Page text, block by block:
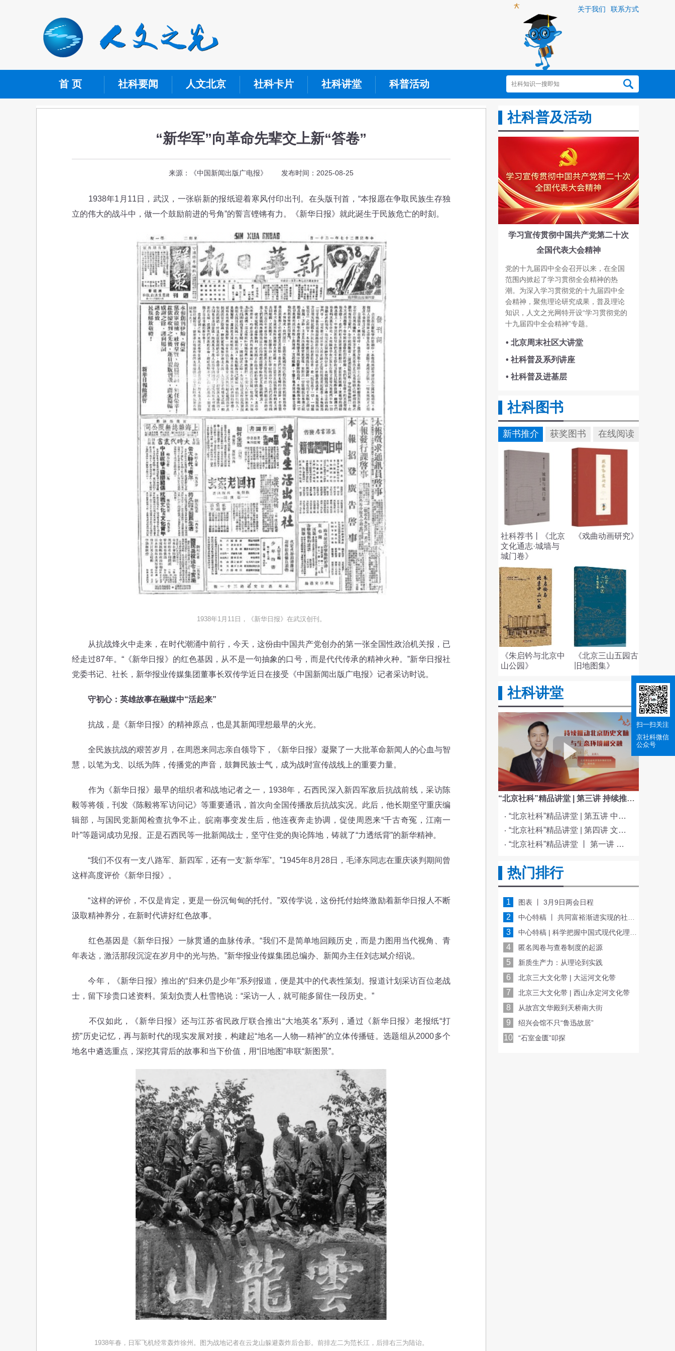
关于我们 联系方式
首 页 社科要闻 人文北京 社科卡片 社科讲堂 科普活动
“新华军”向革命先辈交上新“答卷”
来源：《中国新闻出版广电报》 发布时间：2025-08-25
1938年1月11日，武汉，一张崭新的报纸迎着寒风付印出刊。在头版刊首，“本报愿在争取民族生存独
立的伟大的战斗中，做一个鼓励前进的号角”的誓言铿锵有力。《新华日报》就此诞生于民族危亡的时刻。
1938年1月11日，《新华日报》在武汉创刊。
从抗战烽火中走来，在时代潮涌中前行，今天，这份由中国共产党创办的第一张全国性政治机关报，已
经走过87年。“《新华日报》的红色基因，从不是一句抽象的口号，而是代代传承的精神火种。”新华日报社
党委书记、社长，新华报业传媒集团董事长双传学近日在接受《中国新闻出版广电报》记者采访时说。
守初心：英雄故事在融媒中“活起来”
抗战，是《新华日报》的精神原点，也是其新闻理想最早的火光。
全民族抗战的艰苦岁月，在周恩来同志亲自领导下，《新华日报》凝聚了一大批革命新闻人的心血与智
慧，以笔为戈、以纸为阵，传播党的声音，鼓舞民族士气，成为战时宣传战线上的重要力量。
作为《新华日报》最早的组织者和战地记者之一，1938年，石西民深入新四军敌后抗战前线，采访陈
毅等将领，刊发《陈毅将军访问记》等重要通讯，首次向全国传播敌后抗战实况。此后，他长期坚守重庆编
辑部，与国民党新闻检查抗争不止。皖南事变发生后，他连夜奔走协调，促使周恩来“千古奇冤，江南一
叶”等题词成功见报。正是石西民等一批新闻战士，坚守住党的舆论阵地，铸就了“力透纸背”的新华精神。
“我们不仅有一支八路军、新四军，还有一支‘新华军’。”1945年8月28日，毛泽东同志在重庆谈判期间曾
这样高度评价《新华日报》。
“这样的评价，不仅是肯定，更是一份沉甸甸的托付。”双传学说，这份托付始终激励着新华日报人不断
汲取精神养分，在新时代讲好红色故事。
红色基因是《新华日报》一脉贯通的血脉传承。“我们不是简单地回顾历史，而是力图用当代视角、青
年表达，激活那段沉淀在岁月中的光与热。”新华报业传媒集团总编办、新闻办主任刘志斌介绍说。
今年，《新华日报》推出的“归来仍是少年”系列报道，便是其中的代表性策划。报道计划采访百位老战
士，留下珍贵口述资料。策划负责人杜雪艳说：“采访一人，就可能多留住一段历史。”
不仅如此，《新华日报》还与江苏省民政厅联合推出“大地英名”系列，通过《新华日报》老报纸“打
捞”历史记忆，再与新时代的现实发展对接，构建起“地名—人物—精神”的立体传播链。选题组从2000多个
地名中遴选重点，深挖其背后的故事和当下价值，用“旧地图”串联“新图景”。
1938年春，日军飞机经常轰炸徐州。图为战地记者在云龙山躲避轰炸后合影。前排左二为范长江，后排右三为陆诒。
社科普及活动
学习宣传贯彻中国共产党第二十次
全国代表大会精神
党的十九届四中全会召开以来，在全国
范围内掀起了学习贯彻全会精神的热
潮。为深入学习贯彻党的十九届四中全
会精神，聚焦理论研究成果，普及理论
知识，人文之光网特开设“学习贯彻党的
十九届四中全会精神”专题。
• 北京周末社区大讲堂
• 社科普及系列讲座
• 社科普及进基层
社科图书
新书推介 获奖图书 在线阅读
社科荐书丨《北京
文化通志·城墙与
城门卷》
《戏曲动画研究》
《朱启钤与北京中
山公园》
《北京三山五园古
旧地图集》
社科讲堂
“北京社科”精品讲堂 | 第三讲 持续推动北京历史文脉与生态环境相交融
“北京社科”精品讲堂 | 第五讲 中国电影与文化传统
“北京社科”精品讲堂 | 第四讲 文化与科技融合赋能新质生产力发展
“北京社科”精品讲堂 丨 第一讲 《红楼梦》的北京情缘
热门排行
1 图表 丨 3月9日两会日程
2 中心特稿 丨 共同富裕渐进实现的社会基础
3 中心特稿 | 科学把握中国式现代化理论内涵
4 匿名阅卷与查卷制度的起源
5 新质生产力：从理论到实践
6 北京三大文化带 | 大运河文化带
7 北京三大文化带 | 西山永定河文化带
8 从故宫文华殿到天桥南大街
9 绍兴会馆不只“鲁迅故居”
10 “石室金匮”叩探
扫一扫关注
京社科微信
公众号